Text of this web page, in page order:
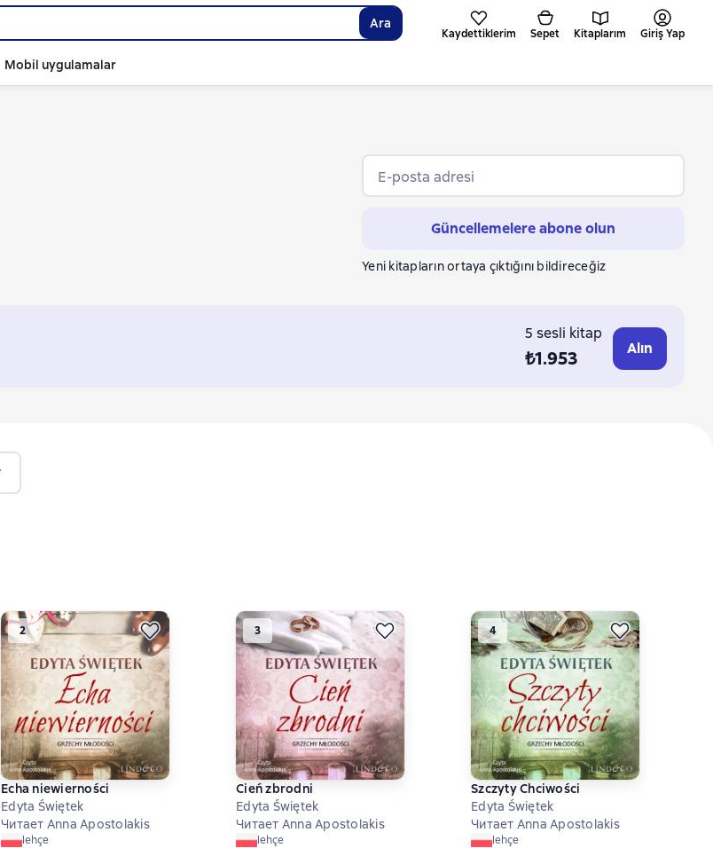
Ara
Kaydettiklerim Sepet Kitaplarım Giriş Yap
Mobil uygulamalar
E-posta adresi
Güncellemelere abone olun
Yeni kitapların ortaya çıktığını bildireceğiz
5 sesli kitap
₺1.953 Alın
2
Echa niewierności
Edyta Świętek
Читает Anna Apostolakis
lehçe
3
Cień zbrodni
Edyta Świętek
Читает Anna Apostolakis
lehçe
4
Szczyty Chciwości
Edyta Świętek
Читает Anna Apostolakis
lehçe